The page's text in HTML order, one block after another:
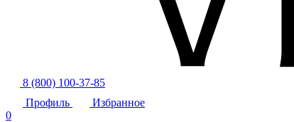
8 (800) 100-37-85
Профиль
Избранное
0